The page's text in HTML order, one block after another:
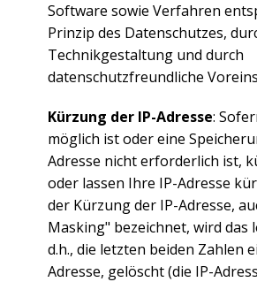
Software sowie Verfahren
Prinzip des Datenschutzes,
Technikgestaltung und durch
datenschutzfreundliche
Kürzung der IP-Adresse:
möglich ist oder eine
Adresse nicht erforderlich ist,
oder lassen Ihre IP-Adresse
der Kürzung der IP-Adresse,
Masking" bezeichnet, wird das
d.h., die letzten beiden Zahlen
Adresse, gelöscht (die IP-